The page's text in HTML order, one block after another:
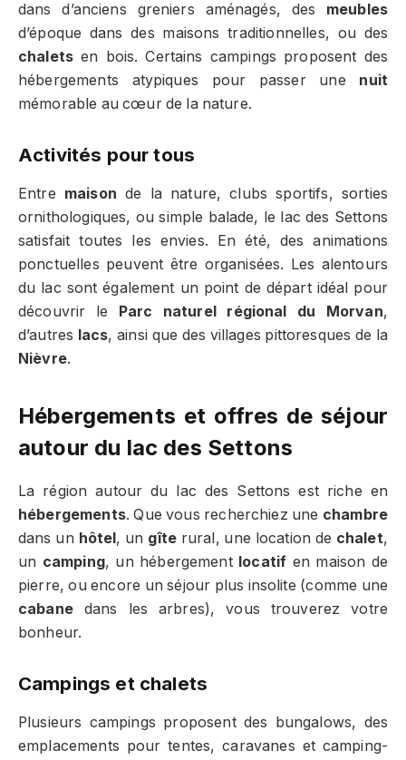
dans d’anciens greniers aménagés, des meubles
d’époque dans des maisons traditionnelles, ou des
chalets en bois. Certains campings proposent des
hébergements atypiques pour passer une nuit
mémorable au cœur de la nature.
Activités pour tous
Entre maison de la nature, clubs sportifs, sorties
ornithologiques, ou simple balade, le lac des Settons
satisfait toutes les envies. En été, des animations
ponctuelles peuvent être organisées. Les alentours
du lac sont également un point de départ idéal pour
découvrir le
Parc naturel régional du Morvan,
d’autres lacs, ainsi que des villages pittoresques de la
Nièvre.
Hébergements et offres de séjour
autour du lac des Settons
La région autour du lac des Settons est riche en
hébergements. Que vous recherchiez une chambre
dans un hôtel , un gîterural, une location de chalet,
un camping, un hébergement locatif en maison de
pierre, ou encore un séjour plus insolite (comme une
cabanedans les arbres), vous trouverez votre
bonheur.
Campings et chalets
Plusieurs campings proposent des bungalows, des
emplacements pour tentes, caravanes et camping-